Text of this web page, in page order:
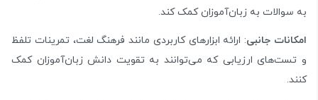
به سوالات به زبان‌آموزان کمک کند.
امکانات جانبی: ارائه ابزارهای کاربردی مانند فرهنگ لغت، تمرینات تلفظ
و تست‌های ارزیابی که می‌توانند به تقویت دانش زبان‌آموزان کمک
کنند.